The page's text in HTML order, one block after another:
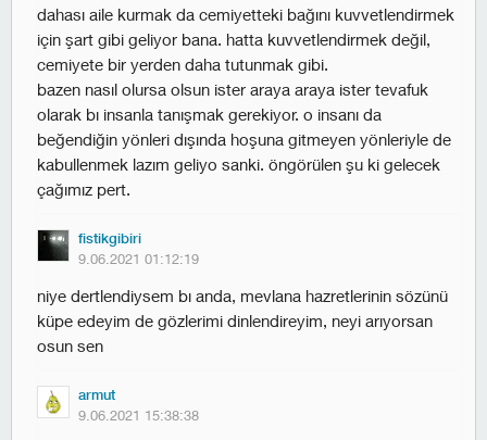
dahası aile kurmak da cemiyetteki bağını kuvvetlendirmek
için şart gibi geliyor bana. hatta kuvvetlendirmek değil,
cemiyete bir yerden daha tutunmak gibi.
bazen nasıl olursa olsun ister araya araya ister tevafuk
olarak bı insanla tanışmak gerekiyor. o insanı da
beğendiğin yönleri dışında hoşuna gitmeyen yönleriyle de
kabullenmek lazım geliyo sanki. öngörülen şu ki gelecek
çağımız pert.
fistikgibiri
9.06.2021 01:12:19
niye dertlendiysem bı anda, mevlana hazretlerinin sözünü
küpe edeyim de gözlerimi dinlendireyim, neyi arıyorsan
osun sen
armut
9.06.2021 15:38:38